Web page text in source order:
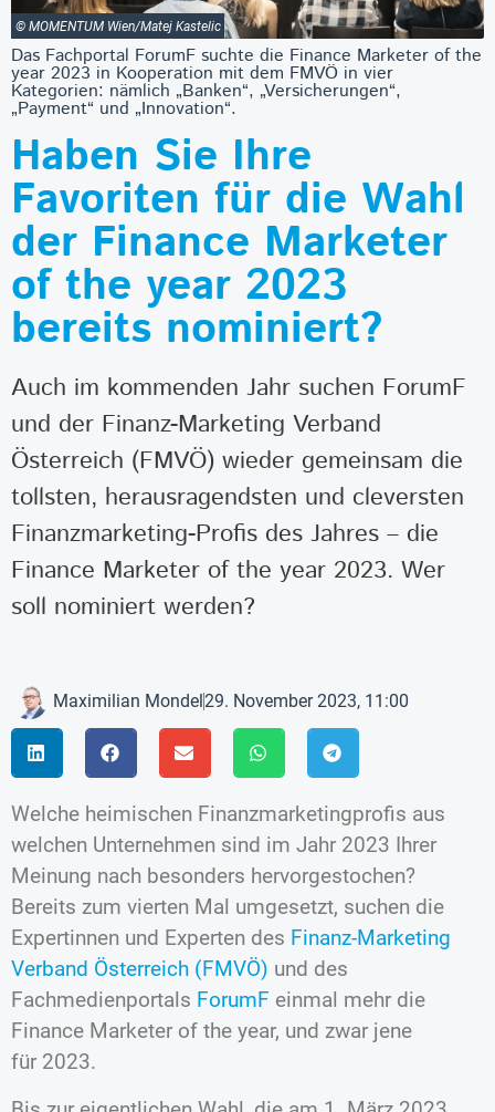
© MOMENTUM Wien/Matej Kastelic
Das Fachportal ForumF suchte die Finance Marketer of the
year 2023 in Kooperation mit dem FMVÖ in vier
Kategorien: nämlich „Banken“, „Versicherungen“,
„Payment“ und „Innovation“.
Haben Sie Ihre
Favoriten für die Wahl
der Finance Marketer
of the year 2023
bereits nominiert?
Auch im kommenden Jahr suchen ForumF
und der Finanz-Marketing Verband
Österreich (FMVÖ) wieder gemeinsam die
tollsten, herausragendsten und cleversten
Finanzmarketing-Profis des Jahres – die
Finance Marketer of the year 2023. Wer
soll nominiert werden?
Maximilian Mondel29. November 2023, 11:00
Welche heimischen Finanzmarketingprofis aus
welchen Unternehmen sind im Jahr 2023 Ihrer
Meinung nach besonders hervorgestochen?
Bereits zum vierten Mal umgesetzt, suchen die
Expertinnen und Experten des Finanz-Marketing
Verband Österreich (FMVÖ) und des
Fachmedienportals ForumF einmal mehr die
Finance Marketer of the year, und zwar jene
für 2023.